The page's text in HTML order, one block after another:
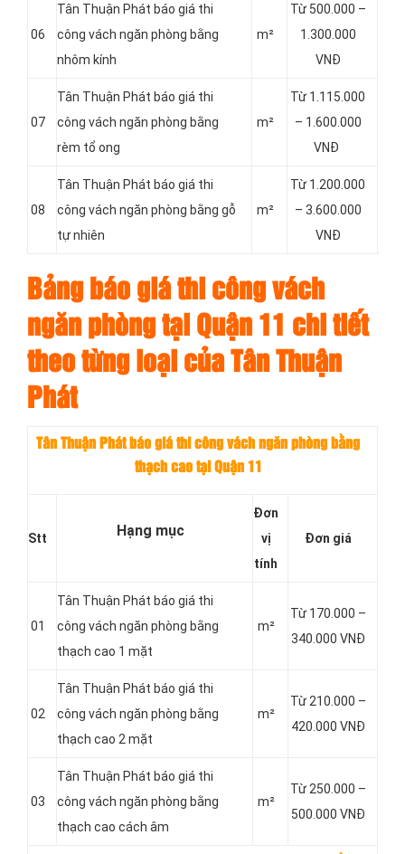
06
Tân Thuận Phát báo giá thi
công vách ngăn phòng bằng
nhôm kính
m²
Từ 500.000 –
1.300.000
VNĐ
07
Tân Thuận Phát báo giá thi
công vách ngăn phòng bằng
rèm tổ ong
m²
Từ 1.115.000
– 1.600.000
VNĐ
08
Tân Thuận Phát báo giá thi
công vách ngăn phòng bằng gỗ
tự nhiên
m²
Từ 1.200.000
– 3.600.000
VNĐ
Bảng báo giá thi công vách
ngăn phòng tại Quận 11 chi tiết
theo từng loại của Tân Thuận
Phát
Tân Thuận Phát báo giá thi công vách ngăn phòng bằng
thạch cao tại Quận 11
Stt Hạng mục
Đơn
vị
tính
Đơn giá
01
Tân Thuận Phát báo giá thi
công vách ngăn phòng bằng
thạch cao 1 mặt
m²
Từ 170.000 –
340.000 VNĐ
02
Tân Thuận Phát báo giá thi
công vách ngăn phòng bằng
thạch cao 2 mặt
m²
Từ 210.000 –
420.000 VNĐ
03
Tân Thuận Phát báo giá thi
công vách ngăn phòng bằng
thạch cao cách âm
m²
Từ 250.000 –
500.000 VNĐ